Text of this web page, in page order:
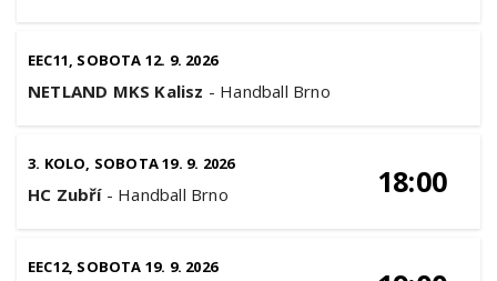
EEC11, SOBOTA 12. 9. 2026
NETLAND MKS Kalisz - Handball Brno
3. KOLO, SOBOTA 19. 9. 2026
HC Zubří- Handball Brno 18:00
EEC12, SOBOTA 19. 9. 2026